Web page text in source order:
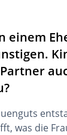
einem
was die